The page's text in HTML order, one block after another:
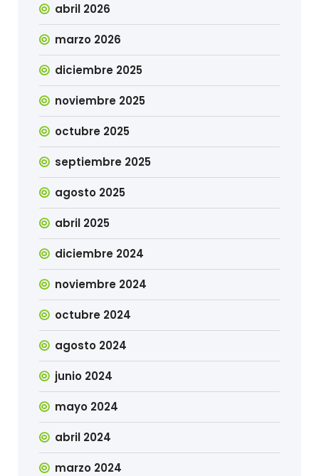
abril 2026
marzo 2026
diciembre 2025
noviembre 2025
octubre 2025
septiembre 2025
agosto 2025
abril 2025
diciembre 2024
noviembre 2024
octubre 2024
agosto 2024
junio 2024
mayo 2024
abril 2024
marzo 2024